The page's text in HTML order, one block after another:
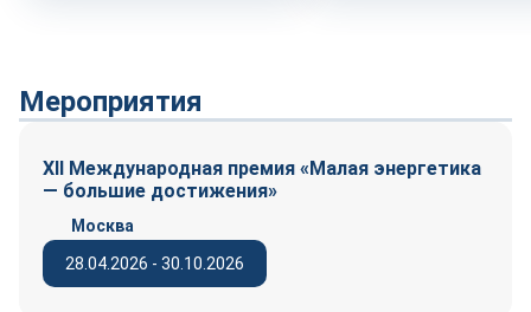
Мероприятия
XII Международная премия «Малая энергетика
— большие достижения»
28.04.2026 - 30.10.2026
Москва